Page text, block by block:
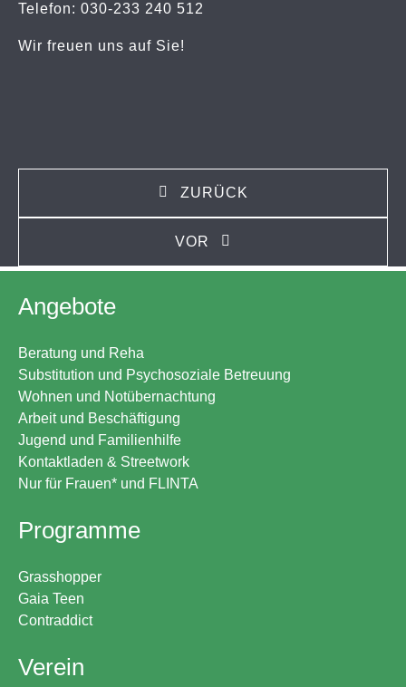
Telefon: 030-233 240 512
Wir freuen uns auf Sie!
ZURÜCK
VOR
Angebote
Beratung und Reha
Substitution und Psychosoziale Betreuung
Wohnen und Notübernachtung
Arbeit und Beschäftigung
Jugend und Familienhilfe
Kontaktladen & Streetwork
Nur für Frauen* und FLINTA
Programme
Grasshopper
Gaia Teen
Contraddict
Verein